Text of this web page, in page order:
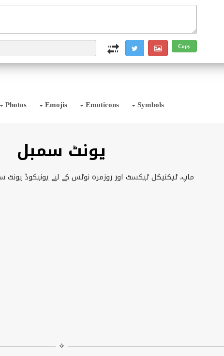
Symbols
Emoticons
Emojis
Photos
یونٹ سمبل
ماپ، ٹیکنیکل ٹیکسٹ اور روزمرہ نوٹس کے لیے یونیکوڈ
✧